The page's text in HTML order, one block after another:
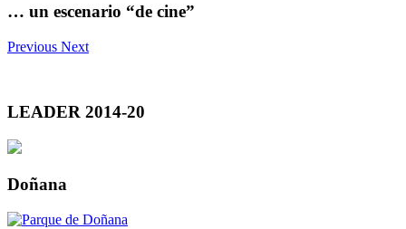
… un escenario “de cine”
Previous Next
LEADER 2014-20
Doñana